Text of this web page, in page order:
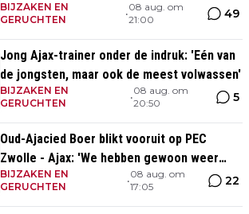
zege
BIJZAKEN EN
GERUCHTEN
•
08 aug. om
21:00
49
Jong Ajax-trainer onder de indruk: 'Eén van
de jongsten, maar ook de meest volwassen'
BIJZAKEN EN
GERUCHTEN
•
08 aug. om
20:50
5
Oud-Ajacied Boer blikt vooruit op PEC
Zwolle - Ajax: 'We hebben gewoon weer
kans tegen Ajax'
BIJZAKEN EN
GERUCHTEN
•
08 aug. om
17:05
22